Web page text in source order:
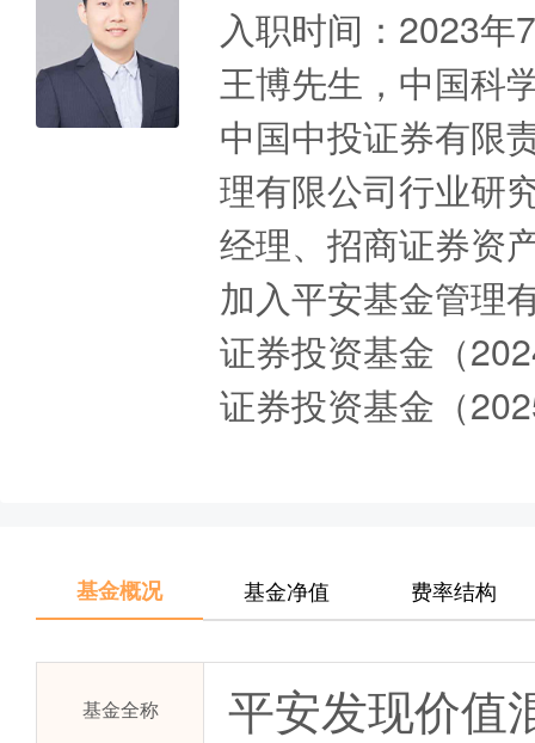
入职时间：2023年
王博先生，中国科
中国中投证券有限
理有限公司行业研
经理、招商证券资
加入平安基金管理
证券投资基金（
证券投资基金（
基金概况 基金净值 费率结构
基金全称 平安发现价值